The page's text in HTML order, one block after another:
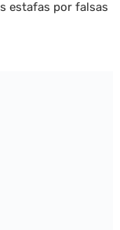
estafas por falsas